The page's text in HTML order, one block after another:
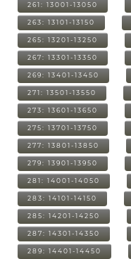
261: 13001-13050
263: 13101-13150
265: 13201-13250
267: 13301-13350
269: 13401-13450
271: 13501-13550
273: 13601-13650
275: 13701-13750
277: 13801-13850
279: 13901-13950
281: 14001-14050
283: 14101-14150
285: 14201-14250
287: 14301-14350
289: 14401-14450